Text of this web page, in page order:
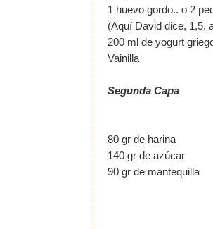
1 huevo gordo.. o 2
(Aquí David dice, 1,5,
200 ml de yogurt
Vainilla
Segunda Capa
80 gr de harina
140 gr de azúcar
90 gr de mantequilla